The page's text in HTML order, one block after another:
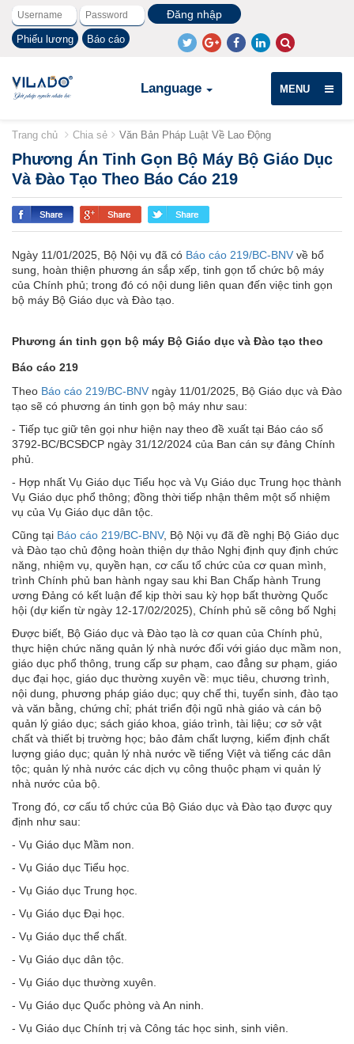
Phiếu lương Báo cáo
Language MENU
Trang chủ Chia sẻ Văn Bản Pháp Luật Về Lao Động
Phương Án Tinh Gọn Bộ Máy Bộ Giáo Dục
Và Đào Tạo Theo Báo Cáo 219
Ngày 11/01/2025, Bộ Nội vụ đã có Báo cáo 219/BC-BNV về bổ
sung, hoàn thiện phương án sắp xếp, tinh gọn tổ chức bộ máy
của Chính phủ; trong đó có nội dung liên quan đến việc tinh gọn
bộ máy Bộ Giáo dục và Đào tạo.
Phương án tinh gọn bộ máy Bộ Giáo dục và Đào tạo theo
Báo cáo 219
Theo Báo cáo 219/BC-BNV ngày 11/01/2025, Bộ Giáo dục và Đào
tạo sẽ có phương án tinh gọn bộ máy như sau:
- Tiếp tục giữ tên gọi như hiện nay theo đề xuất tại Báo cáo số
3792-BC/BCSĐCP ngày 31/12/2024 của Ban cán sự đảng Chính
phủ.
- Hợp nhất Vụ Giáo dục Tiểu học và Vụ Giáo dục Trung học thành
Vụ Giáo dục phổ thông; đồng thời tiếp nhận thêm một số nhiệm
vụ của Vụ Giáo dục dân tộc.
Cũng tại Báo cáo 219/BC-BNV, Bộ Nội vụ đã đề nghị Bộ Giáo dục
và Đào tạo chủ động hoàn thiện dự thảo Nghị định quy định chức
năng, nhiệm vụ, quyền hạn, cơ cấu tổ chức của cơ quan mình,
trình Chính phủ ban hành ngay sau khi Ban Chấp hành Trung
ương Đảng có kết luận để kịp thời sau kỳ họp bất thường Quốc
hội (dự kiến từ ngày 12-17/02/2025), Chính phủ sẽ công bố Nghị
Được biết, Bộ Giáo dục và Đào tạo là cơ quan của Chính phủ,
thực hiện chức năng quản lý nhà nước đối với giáo dục mầm non,
giáo dục phổ thông, trung cấp sư phạm, cao đẳng sư phạm, giáo
dục đại học, giáo dục thường xuyên về: mục tiêu, chương trình,
nội dung, phương pháp giáo dục; quy chế thi, tuyển sinh, đào tạo
và văn bằng, chứng chỉ; phát triển đội ngũ nhà giáo và cán bộ
quản lý giáo dục; sách giáo khoa, giáo trình, tài liệu; cơ sở vật
chất và thiết bị trường học; bảo đảm chất lượng, kiểm định chất
lượng giáo dục; quản lý nhà nước về tiếng Việt và tiếng các dân
tộc; quản lý nhà nước các dịch vụ công thuộc phạm vi quản lý
nhà nước của bộ.
Trong đó, cơ cấu tổ chức của Bộ Giáo dục và Đào tạo được quy
định như sau:
- Vụ Giáo dục Mầm non.
- Vụ Giáo dục Tiểu học.
- Vụ Giáo dục Trung học.
- Vụ Giáo dục Đại học.
- Vụ Giáo dục thể chất.
- Vụ Giáo dục dân tộc.
- Vụ Giáo dục thường xuyên.
- Vụ Giáo dục Quốc phòng và An ninh.
- Vụ Giáo dục Chính trị và Công tác học sinh, sinh viên.